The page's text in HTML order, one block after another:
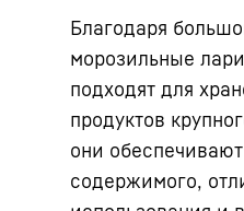
Благодаря
морозильные
подходят для
продуктов
они
содержимого,